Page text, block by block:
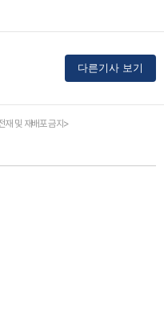
다른기사 보기
재 및 재배포 금지>